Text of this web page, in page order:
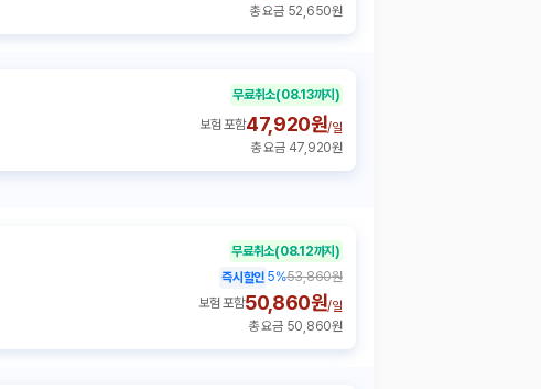
총 요금 52,650원
무료취소(08.13까지)
보험 포함47,920원/일
총 요금 47,920원
무료취소(08.12까지)
즉시할인 5%53,860원
보험 포함50,860원/일
총 요금 50,860원